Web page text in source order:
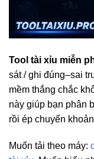
Tool tài xỉu miễn
sát / ghi đúng–sai
mềm thắng chắc
này giúp bạn phân
rồi ép chuyển
Muốn tải theo máy: